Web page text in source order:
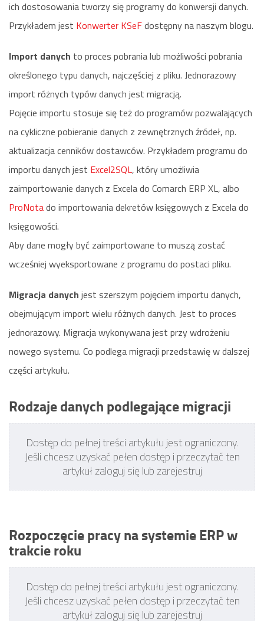
ich dostosowania tworzy się programy do konwersji danych.
Przykładem jest Konwerter KSeFdostępny na naszym blogu.
Import danych to proces pobrania lub możliwości pobrania
określonego typu danych, najczęściej z pliku. Jednorazowy
import różnych typów danych jest migracją.
Pojęcie importu stosuje się też do programów pozwalających
na cykliczne pobieranie danych z zewnętrznych źródeł, np.
aktualizacja cenników dostawców. Przykładem programu do
importu danych jest Excel2SQL, który umożliwia
zaimportowanie danych z Excela do Comarch ERP XL, albo
ProNotado importowania dekretów księgowych z Excela do
księgowości.
Aby dane mogły być zaimportowane to muszą zostać
wcześniej wyeksportowane z programu do postaci pliku.
Migracja danych jest szerszym pojęciem importu danych,
obejmującym import wielu różnych danych. Jest to proces
jednorazowy. Migracja wykonywana jest przy wdrożeniu
nowego systemu. Co podlega migracji przedstawię w dalszej
części artykułu.
Rodzaje danych podlegające migracji
Dostęp do pełnej treści artykułu jest ograniczony.
Jeśli chcesz uzyskać pełen dostęp i przeczytać ten
artykuł zaloguj się lub zarejestruj
Rozpoczęcie pracy na systemie ERP w
trakcie roku
Dostęp do pełnej treści artykułu jest ograniczony.
Jeśli chcesz uzyskać pełen dostęp i przeczytać ten
artykuł zaloguj się lub zarejestruj